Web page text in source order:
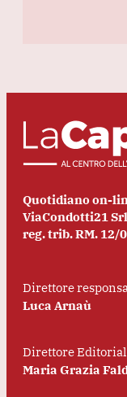
Quotidiano on-
ViaCondotti21
reg. trib. RM. 12/
Direttore
Luca Arnaù
Direttore
Maria Grazia